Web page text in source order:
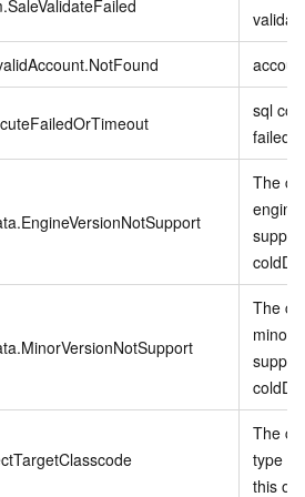
sql
failed
The
support
The
minor
support
The
type
this